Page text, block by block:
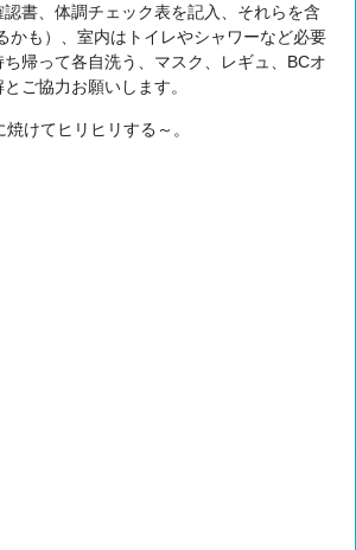
書、体調チェック表を記入、それらを含
も）、室内はトイレやシャワーなど必要
帰って各自洗う、マスク、レギュ、BCオ
ご協力お願いします。
けてヒリヒリする～。